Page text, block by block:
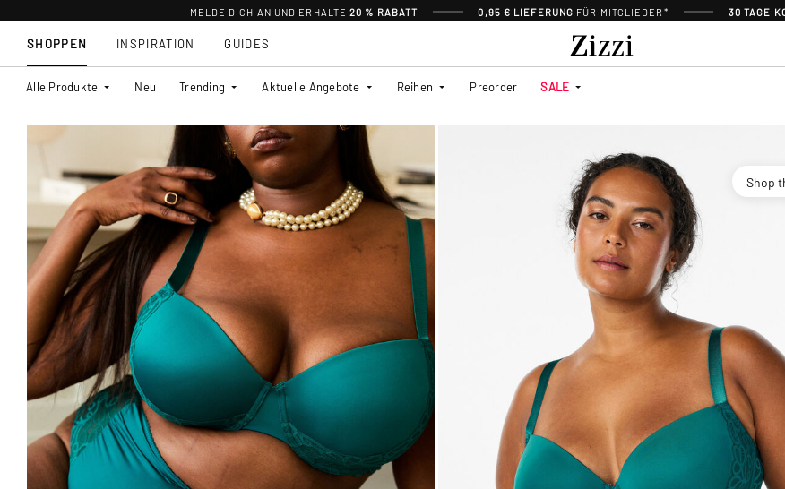
MELDE DICH AN UND ERHALTE20 % RABATT 0,95 € LIEFERUNG FÜR MITGLIEDER* 30 TAGE
SHOPPEN
Alle Produkte Neu Trending Aktuelle Angebote Reihen Preorder SALE
INSPIRATION GUIDES
Shop